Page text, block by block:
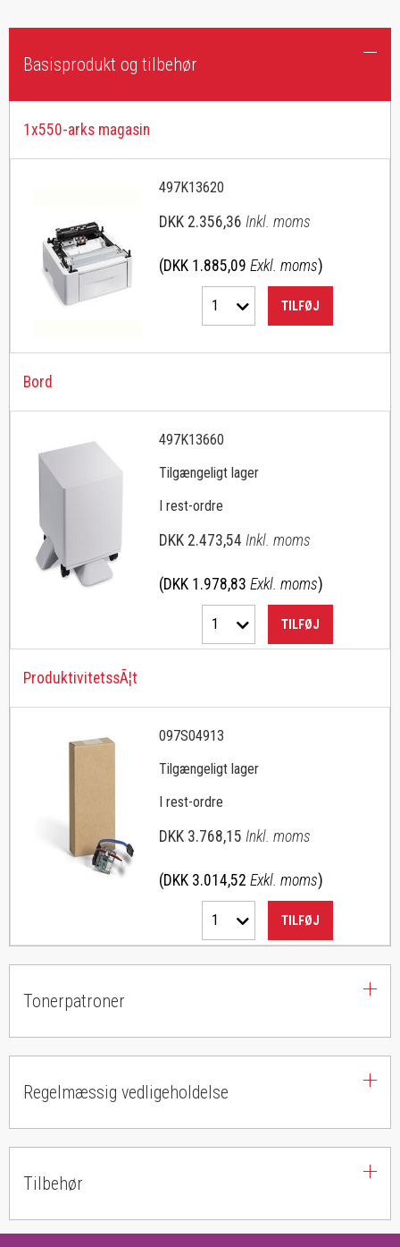
Basisprodukt og tilbehør
1x550-arks magasin
497K13620
DKK 2.356,36 Inkl. moms
(DKK 1.885,09 Exkl. moms)
1 TILFØJ
Bord
497K13660
Tilgængeligt lager
I rest-ordre
DKK 2.473,54 Inkl. moms
(DKK 1.978,83 Exkl. moms)
1 TILFØJ
ProduktivitetssÃ¦t
097S04913
Tilgængeligt lager
I rest-ordre
DKK 3.768,15 Inkl. moms
(DKK 3.014,52 Exkl. moms)
1 TILFØJ
Tonerpatroner
Regelmæssig vedligeholdelse
Tilbehør